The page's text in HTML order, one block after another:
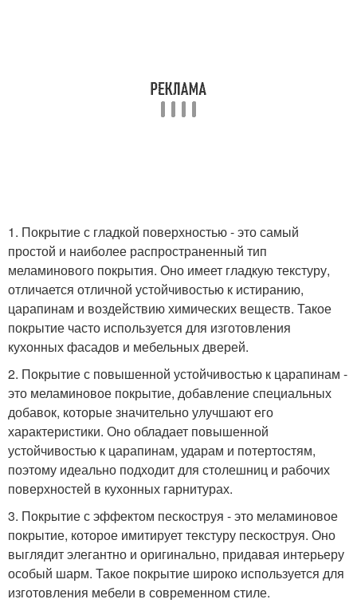
1. Покрытие с гладкой поверхностью - это самый
простой и наиболее распространенный тип
меламинового покрытия. Оно имеет гладкую текстуру,
отличается отличной устойчивостью к истиранию,
царапинам и воздействию химических веществ. Такое
покрытие часто используется для изготовления
кухонных фасадов и мебельных дверей.
2. Покрытие с повышенной устойчивостью к царапинам -
это меламиновое покрытие, добавление специальных
добавок, которые значительно улучшают его
характеристики. Оно обладает повышенной
устойчивостью к царапинам, ударам и потертостям,
поэтому идеально подходит для столешниц и рабочих
поверхностей в кухонных гарнитурах.
3. Покрытие с эффектом пескоструя - это меламиновое
покрытие, которое имитирует текстуру пескоструя. Оно
выглядит элегантно и оригинально, придавая интерьеру
особый шарм. Такое покрытие широко используется для
изготовления мебели в современном стиле.